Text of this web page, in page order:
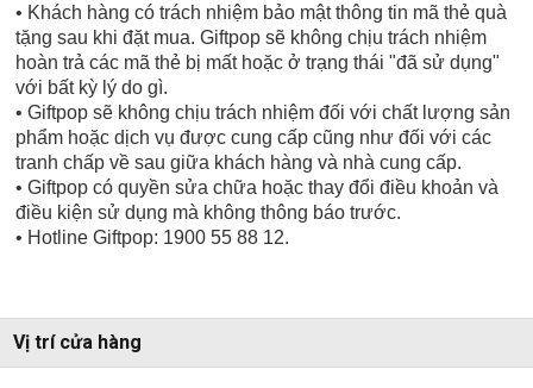
• Khách hàng có trách nhiệm bảo mật thông tin mã thẻ quà
tặng sau khi đặt mua. Giftpop sẽ không chịu trách nhiệm
hoàn trả các mã thẻ bị mất hoặc ở trạng thái "đã sử dụng"
với bất kỳ lý do gì.
• Giftpop sẽ không chịu trách nhiệm đối với chất lượng sản
phẩm hoặc dịch vụ được cung cấp cũng như đối với các
tranh chấp về sau giữa khách hàng và nhà cung cấp.
• Giftpop có quyền sửa chữa hoặc thay đổi điều khoản và
điều kiện sử dụng mà không thông báo trước.
• Hotline Giftpop: 1900 55 88 12.
Vị trí cửa hàng